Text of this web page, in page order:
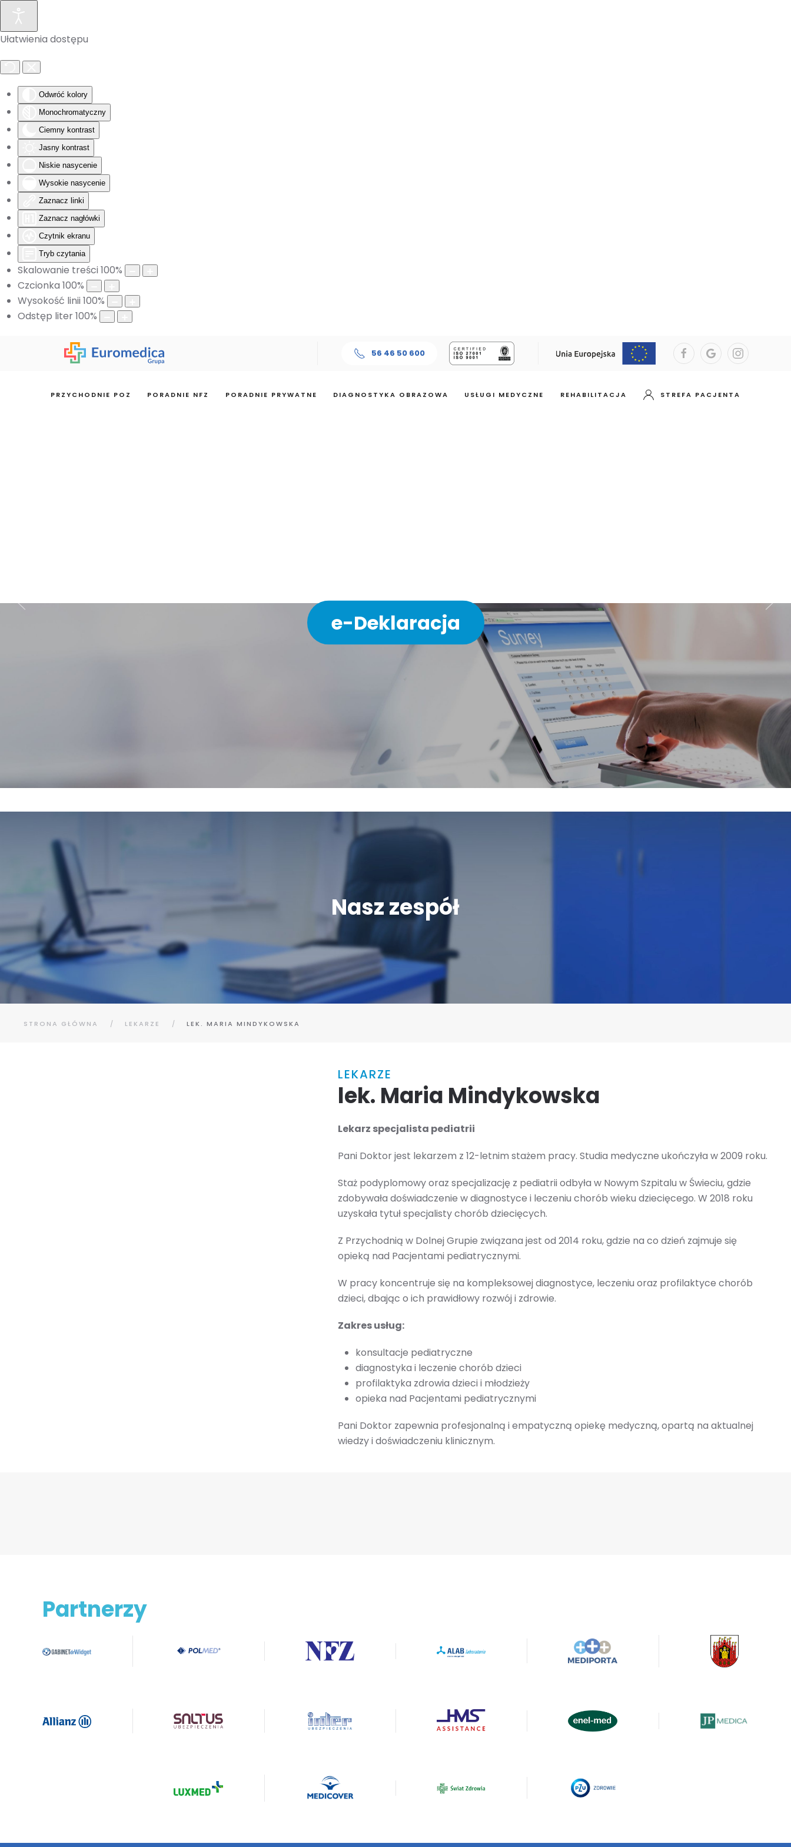
Ułatwienia dostępu
Odwróć kolory
Monochromatyczny
Ciemny kontrast
Jasny kontrast
Niskie nasycenie
Wysokie nasycenie
Zaznacz linki
Zaznacz nagłówki
Czytnik ekranu
Tryb czytania
Skalowanie treści 100%
Czcionka 100%
Wysokość linii 100%
Odstęp liter100%
Skip to main content
56 46 50 600
PRZYCHODNIE POZ PORADNIE NFZ PORADNIE PRYWATNE DIAGNOSTYKA OBRAZOWA USŁUGI MEDYCZNE REHABILITACJA STREFA PACJENTA
e-Deklaracja
Nasz zespół
STRONA GŁÓWNA LEKARZE LEK. MARIA MINDYKOWSKA
LEKARZE
lek. Maria Mindykowska
Lekarz specjalista pediatrii
Pani Doktor jest lekarzem z 12-letnim stażem pracy. Studia medyczne ukończyła w 2009 roku.
Staż podyplomowy oraz specjalizację z pediatrii odbyła w Nowym Szpitalu w Świeciu, gdzie
zdobywała doświadczenie w diagnostyce i leczeniu chorób wieku dziecięcego. W 2018 roku
uzyskała tytuł specjalisty chorób dziecięcych.
Z Przychodnią w Dolnej Grupie związana jest od 2014 roku, gdzie na co dzień zajmuje się
opieką nad Pacjentami pediatrycznymi.
W pracy koncentruje się na kompleksowej diagnostyce, leczeniu oraz profilaktyce chorób
dzieci, dbając o ich prawidłowy rozwój i zdrowie.
Zakres usług:
konsultacje pediatryczne
diagnostyka i leczenie chorób dzieci
profilaktyka zdrowia dzieci i młodzieży
opieka nad Pacjentami pediatrycznymi
Pani Doktor zapewnia profesjonalną i empatyczną opiekę medyczną, opartą na aktualnej
wiedzy i doświadczeniu klinicznym.
Partnerzy